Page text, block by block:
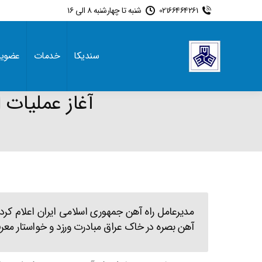
02166464261 شنبه تا چهارشنبه 8 الی 16
سندیکا خدمات
آغاز
مدیرعامل راه آهن جمهوری اسلامی ایران اعلام
آهن بصره در خاک عراق مبادرت ورزد و خواستار